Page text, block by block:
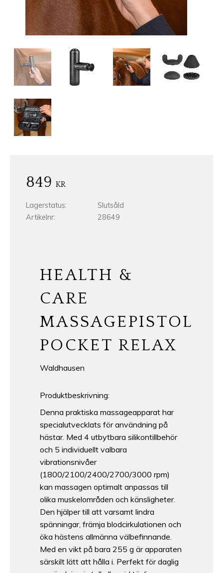
849 KR
Lagerstatus
Slutsåld
Artikelnr
28649
HEALTH &
CARE
MASSAGEPISTOL
POCKET RELAX
Waldhausen
Produktbeskrivning:
Denna praktiska massageapparat har
specialutvecklats för användning på
hästar. Med 4 utbytbara silikontillbehör
och 5 individuellt valbara
vibrationsnivåer
(1800/2100/2400/2700/3000 rpm)
kan massagen optimalt anpassas till
olika muskelområden och känsligheter.
Den hjälper till att varsamt lindra
spänningar, främja blodcirkulationen och
öka hästens allmänna välbefinnande.
Med en vikt på bara 255 g är apparaten
särskilt lätt att hålla i. Perfekt för daglig